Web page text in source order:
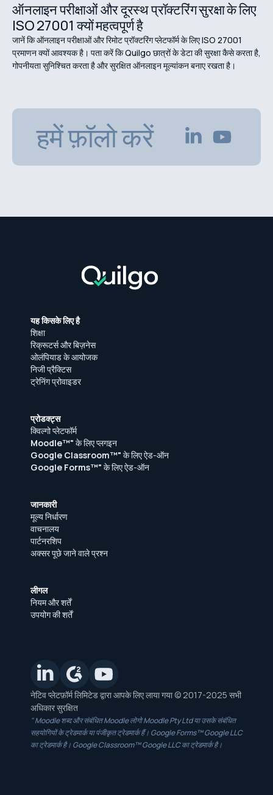
ऑनलाइन परीक्षाओं और दूरस्थ प्रॉक्टरिंग सुरक्षा के लिए
ISO 27001 क्यों महत्वपूर्ण है
जानें कि ऑनलाइन परीक्षाओं और रिमोट प्रॉक्टरिंग प्लेटफॉर्म के लिए ISO 27001
प्रमाणन क्यों आवश्यक है। पता करें कि Quilgo छात्रों के डेटा की सुरक्षा कैसे करता है,
गोपनीयता सुनिश्चित करता है और सुरक्षित ऑनलाइन मूल्यांकन बनाए रखता है।
हमें फ़ॉलो करें
यह किसके लिए है
शिक्षा
रिक्रूटर्स और बिज़नेस
ओलंपियाड के आयोजक
निजी प्रैक्टिस
ट्रेनिंग प्रोवाइडर
प्रोडक्ट्स
क्विल्गो प्लेटफॉर्म
Moodle™" के लिए प्लगइन
Google Classroom™" के लिए ऐड-ऑन
Google Forms™" के लिए ऐड-ऑन
जानकारी
मूल्य निर्धारण
वाचनालय
पार्टनरशिप
अक्सर पूछे जाने वाले प्रश्न
लीगल
नियम और शर्तें
उपयोग की शर्तें
नेटिव प्लेटफ़ॉर्म लिमिटेड द्वारा आपके लिए लाया गया © 2017-2025 सभी
अधिकार सुरक्षित
" Moodle शब्द और संबंधित Moodle लोगो Moodle Pty Ltd या उसके संबंधित
सहयोगियों के ट्रेडमार्क या पंजीकृत ट्रेडमार्क हैं। Google Forms™ Google LLC
का ट्रेडमार्क है। Google Classroom™ Google LLC का ट्रेडमार्क है।